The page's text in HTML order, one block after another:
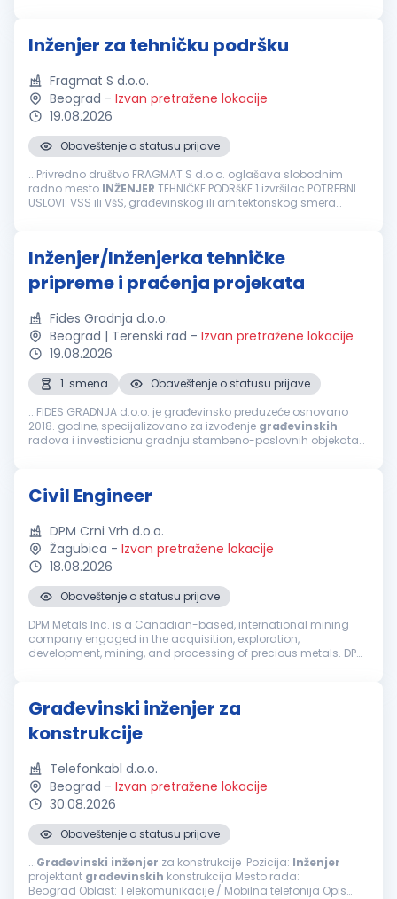
Inženjer za tehničku podršku
Fragmat S d.o.o.
Beograd - Izvan pretražene lokacije
19.08.2026
Obaveštenje o statusu prijave
...Privredno društvo FRAGMAT S d.o.o. oglašava slobodnim
radno mesto INŽENJER TEHNIČKE PODRšKE 1 izvršilac POTREBNI
USLOVI: VSS ili VšS, građevinskog ili arhitektonskog smera
Inženjer/Inženjerka tehničke
pripreme i praćenja projekata
Fides Gradnja d.o.o.
Beograd | Terenski rad - Izvan pretražene lokacije
19.08.2026
1. smena
Obaveštenje o statusu prijave
...FIDES GRADNJA d.o.o. je građevinsko preduzeće osnovano
2018. godine, specijalizovano za izvođenje građevinskih
radova i investicionu gradnju stambeno-poslovnih objekata
Civil Engineer
DPM Crni Vrh d.o.o.
Žagubica - Izvan pretražene lokacije
18.08.2026
Obaveštenje o statusu prijave
DPM Metals Inc. is a Canadian-based, international mining
company engaged in the acquisition, exploration,
development, mining, and processing of precious metals. DPM
Građevinski inženjer za
konstrukcije
Telefonkabl d.o.o.
Beograd - Izvan pretražene lokacije
30.08.2026
Obaveštenje o statusu prijave
...Građevinski inženjer za konstrukcije Pozicija: Inženjer
projektant građevinskih konstrukcija Mesto rada:
Beograd Oblast: Telekomunikacije / Mobilna telefonija Opis